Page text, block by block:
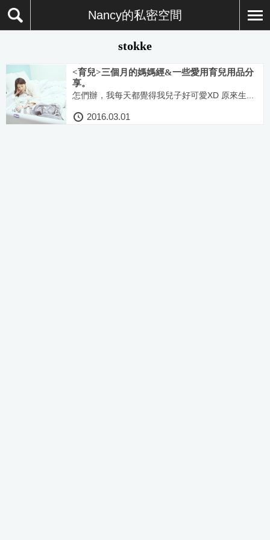
Nancy的私密空間
stokke
<育兒>三個月的媽媽經&一些愛用育兒用品分
享。
怎們辦，我每天都覺得我兒子好可愛XD 原來生...
2016.03.01